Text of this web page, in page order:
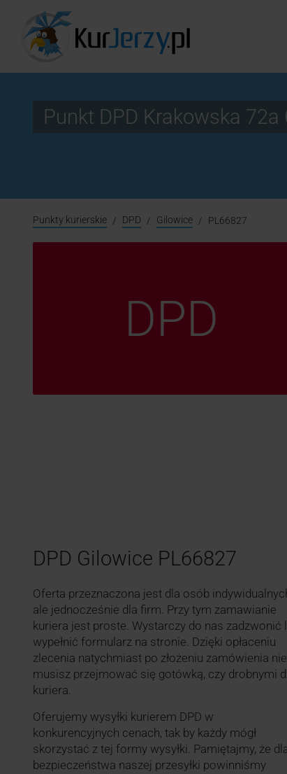
Punkt DPD Krakowska
Punkty kurierskie DPD Gilowice PL66827
DPD
DPD Gilowice PL66827
Oferta przeznaczona jest dla osób
ale jednocześnie dla firm. Przy tym zamawianie
kuriera jest proste. Wystarczy do nas zadzwonić
wypełnić formularz na stronie. Dzięki opłaceniu
zlecenia natychmiast po złożeniu zamówienia nie
musisz przejmować się gotówką, czy drobnymi
kuriera.
Oferujemy wysyłki kurierem DPD w
konkurencyjnych cenach, tak by każdy mógł
skorzystać z tej formy wysyłki. Pamiętajmy, że
bezpieczeństwa naszej przesyłki powinniśmy